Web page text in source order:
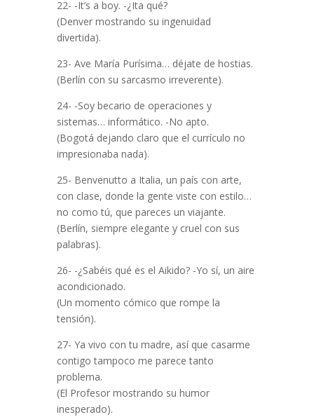
22- -It’s a boy. -¿Ita qué?
(Denver mostrando su ingenuidad
divertida).
23- Ave María Purísima… déjate de hostias.
(Berlín con su sarcasmo irreverente).
24- -Soy becario de operaciones y
sistemas… informático. -No apto.
(Bogotá dejando claro que el currículo no
impresionaba nada).
25- Benvenutto a Italia, un país con arte,
con clase, donde la gente viste con estilo…
no como tú, que pareces un viajante.
(Berlín, siempre elegante y cruel con sus
palabras).
26- -¿Sabéis qué es el Aikido? -Yo sí, un aire
acondicionado.
(Un momento cómico que rompe la
tensión).
27- Ya vivo con tu madre, así que casarme
contigo tampoco me parece tanto
problema.
(El Profesor mostrando su humor
inesperado).